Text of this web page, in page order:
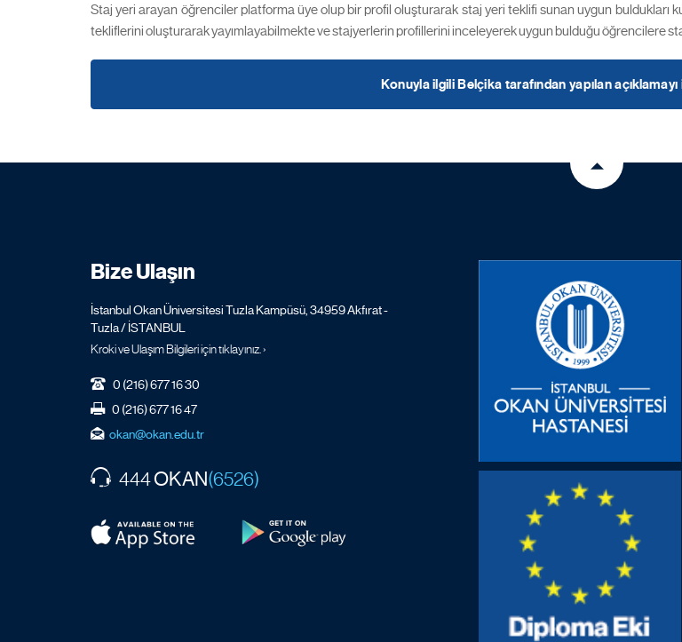
Staj yeri arayan öğrenciler platforma üye olup bir profil oluşturarak staj yeri teklifi sunan uygun
tekliflerini oluşturarak yayımlayabilmekte ve stajyerlerin profillerini inceleyerek uygun bulduğu öğrencilere
Konuyla ilgili Belçika tarafından yapılan açıklamayı
Bize Ulaşın
İstanbul Okan Üniversitesi Tuzla Kampüsü, 34959 Akfırat -
Tuzla / İSTANBUL
Kroki ve Ulaşım Bilgileri için tıklayınız. ›
0 (216) 677 16 30
0 (216) 677 16 47
okan@okan.edu.tr
444OKAN(6526)